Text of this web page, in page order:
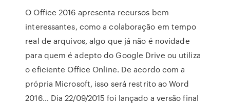
O Office 2016 apresenta recursos bem
interessantes, como a colaboração em tempo
real de arquivos, algo que já não é novidade
para quem é adepto do Google Drive ou utiliza
o eficiente Office Online. De acordo com a
própria Microsoft, isso será restrito ao Word
2016… Dia 22/09/2015 foi lançado a versão final